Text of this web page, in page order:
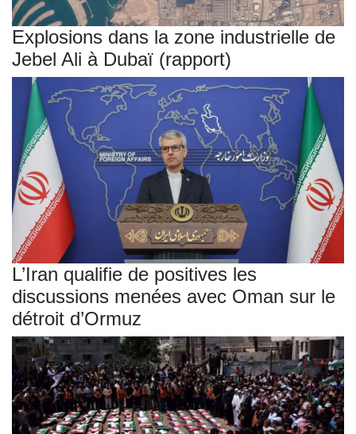
Explosions dans la zone industrielle de
Jebel Ali à Dubaï (rapport)
L’Iran qualifie de positives les
discussions menées avec Oman sur le
détroit d’Ormuz